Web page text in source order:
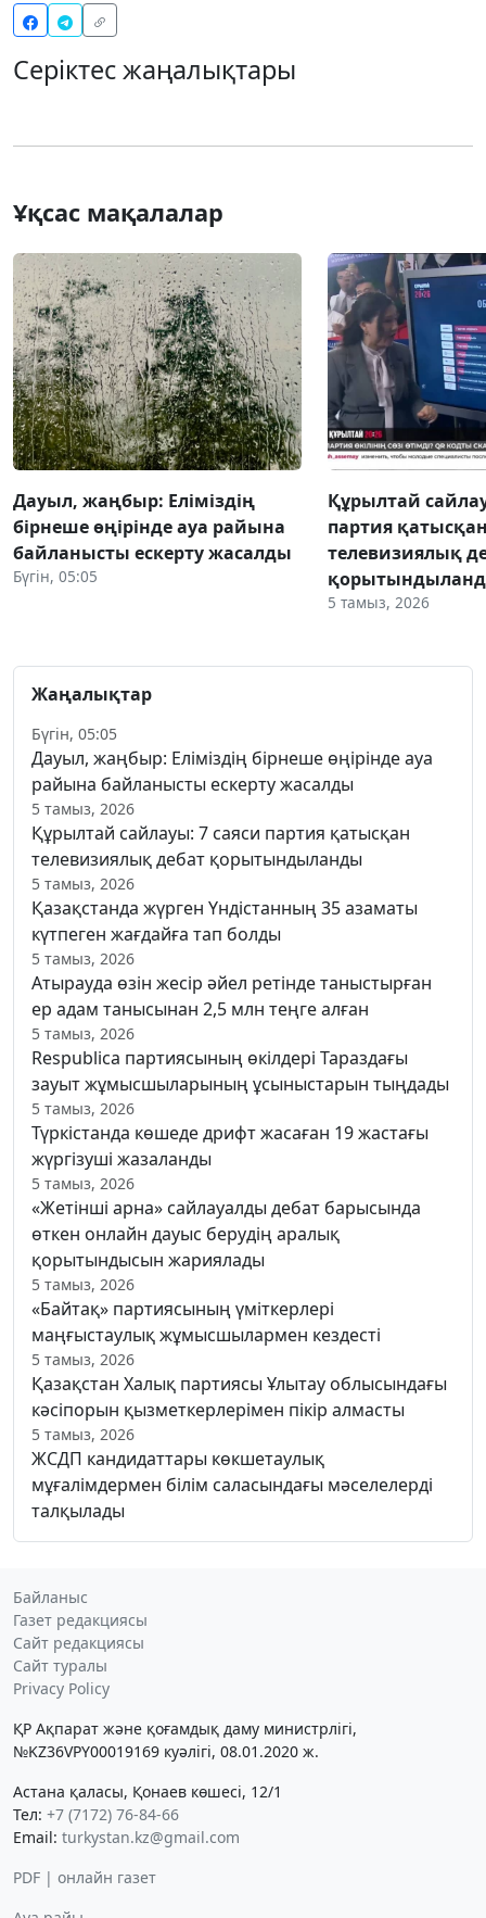
Серіктес жаңалықтары
Ұқсас мақалалар
Дауыл, жаңбыр: Еліміздің
бірнеше өңірінде ауа райына
байланысты ескерту жасалды
Бүгін, 05:05
Құрылтай
партия
телевизиялық
5 тамыз, 2026
Жаңалықтар
Бүгін, 05:05
Дауыл, жаңбыр: Еліміздің бірнеше өңірінде ауа
райына байланысты ескерту жасалды
5 тамыз, 2026
Құрылтай сайлауы: 7 саяси партия қатысқан
телевизиялық дебат қорытындыланды
5 тамыз, 2026
Қазақстанда жүрген Үндістанның 35 азаматы
күтпеген жағдайға тап болды
5 тамыз, 2026
Атырауда өзін жесір әйел ретінде таныстырған
ер адам танысынан 2,5 млн теңге алған
5 тамыз, 2026
Respublica партиясының өкілдері Тараздағы
зауыт жұмысшыларының ұсыныстарын тыңдады
5 тамыз, 2026
Түркістанда көшеде дрифт жасаған 19 жастағы
жүргізуші жазаланды
5 тамыз, 2026
«Жетінші арна» сайлауалды дебат барысында
өткен онлайн дауыс берудің аралық
қорытындысын жариялады
5 тамыз, 2026
«Байтақ» партиясының үміткерлері
маңғыстаулық жұмысшылармен кездесті
5 тамыз, 2026
Қазақстан Халық партиясы Ұлытау облысындағы
кәсіпорын қызметкерлерімен пікір алмасты
5 тамыз, 2026
ЖСДП кандидаттары көкшетаулық
мұғалімдермен білім саласындағы мәселелерді
талқылады
Байланыс
Газет редакциясы
Сайт редакциясы
Сайт туралы
Privacy Policy
ҚР Ақпарат және қоғамдық даму министрлігі,
№KZ36VPY00019169 куәлігі, 08.01.2020 ж.
Астана қаласы, Қонаев көшесі, 12/1
Тел: +7 (7172) 76-84-66
Email: turkystan.kz@gmail.com
PDF | онлайн газет